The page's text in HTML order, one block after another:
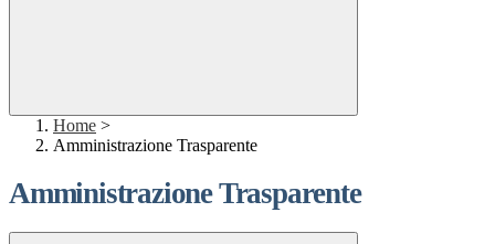
Home >
Amministrazione Trasparente
Amministrazione Trasparente